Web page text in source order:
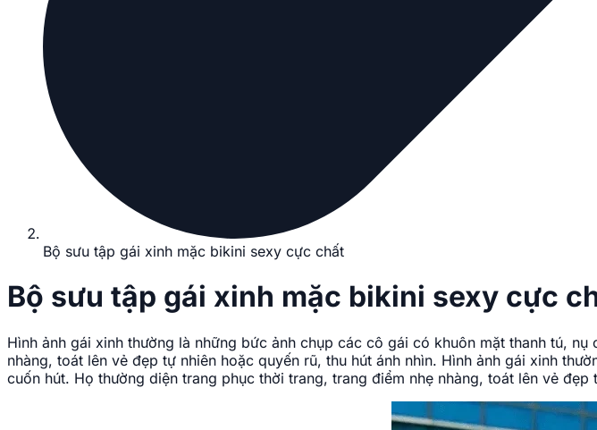
Bộ sưu tập gái xinh mặc bikini sexy cực chất
Bộ sưu tập gái xinh mặc bikini sexy cực
Hình ảnh gái xinh thường là những bức ảnh chụp các cô gái có khuôn mặt thanh tú,
nhàng, toát lên vẻ đẹp tự nhiên hoặc quyến rũ, thu hút ánh nhìn. Hình ảnh gái xinh
cuốn hút. Họ thường diện trang phục thời trang, trang điểm nhẹ nhàng, toát lên vẻ đẹp